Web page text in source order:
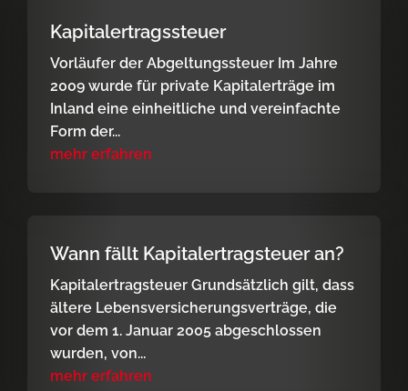
Kapitalertragssteuer
Vorläufer der Abgeltungssteuer Im Jahre
2009 wurde für private Kapitalerträge im
Inland eine einheitliche und vereinfachte
Form der...
mehr erfahren
Wann fällt Kapitalertragsteuer an?
Kapitalertragsteuer Grundsätzlich gilt, dass
ältere Lebensversicherungsverträge, die
vor dem 1. Januar 2005 abgeschlossen
wurden, von...
mehr erfahren